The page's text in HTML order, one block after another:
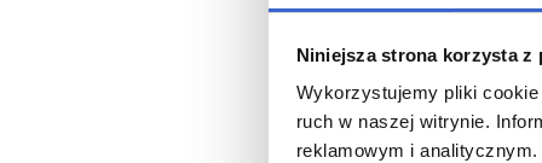
Niniejsza strona korzysta z
Wykorzystujemy pliki
ruch w naszej witrynie.
reklamowym i